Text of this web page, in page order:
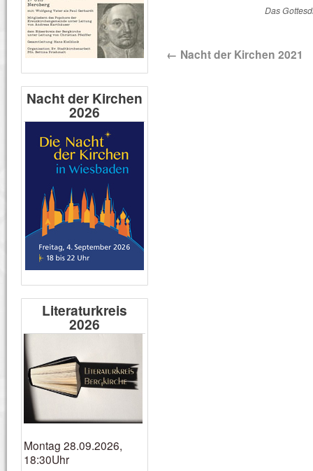
Das
← Nacht der Kirchen 2021
Nacht der Kirchen
2026
Literaturkreis
2026
Montag 28.09.2026,
18:30Uhr